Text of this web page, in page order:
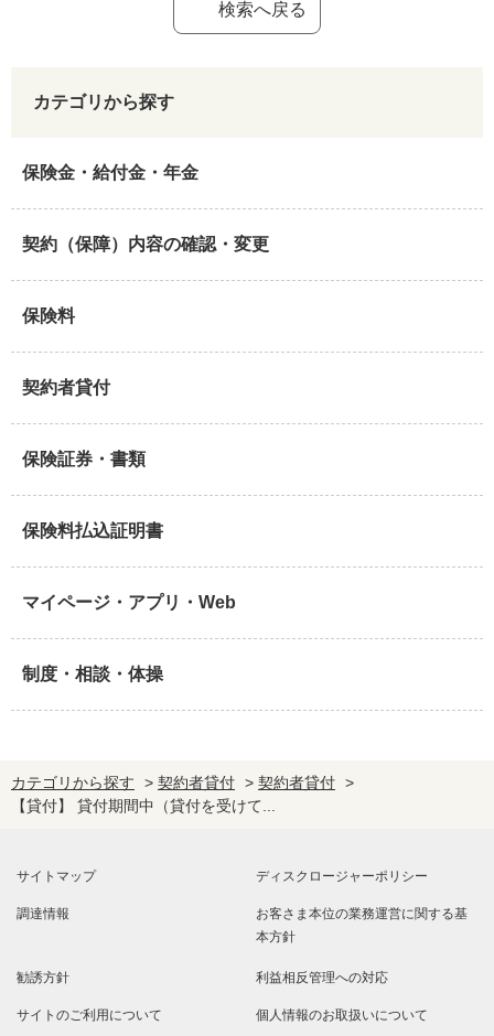
検索へ戻る
カテゴリから探す
保険金・給付金・年金
契約（保障）内容の確認・変更
保険料
契約者貸付
保険証券・書類
保険料払込証明書
マイページ・アプリ・Web
制度・相談・体操
カテゴリから探す > 契約者貸付 > 契約者貸付 >
【貸付】 貸付期間中（貸付を受けて...
サイトマップ ディスクロージャーポリシー
調達情報 お客さま本位の業務運営に関する基
本方針
勧誘方針 利益相反管理への対応
サイトのご利用について 個人情報のお取扱いについて